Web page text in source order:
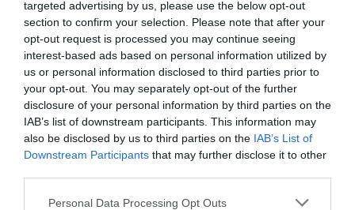
targeted advertising by us, please use the below opt-out
section to confirm your selection. Please note that after your
opt-out request is processed you may continue seeing
interest-based ads based on personal information utilized by
us or personal information disclosed to third parties prior to
your opt-out. You may separately opt-out of the further
disclosure of your personal information by third parties on the
IAB’s list of downstream participants. This information may
also be disclosed by us to third parties on the IAB’s List of
Downstream Participants that may further disclose it to other
Personal Data Processing Opt Outs